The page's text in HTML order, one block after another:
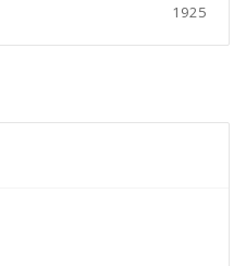
1925